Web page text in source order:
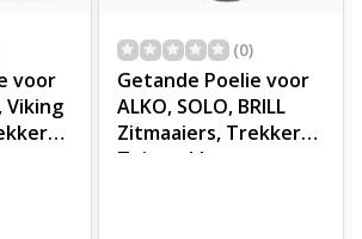
voor
Viking
(0)
Getande Poelie voor
ALKO, SOLO, BRILL
Zitmaaiers, Trekkers,
Tuintrekkers,